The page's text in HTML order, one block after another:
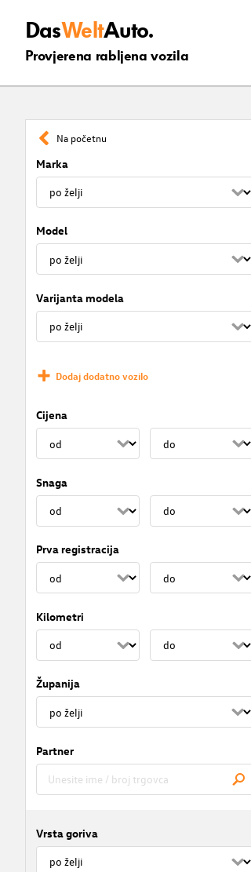
DasWeltAuto.
Provjerena rabljena vozila
Na početnu
Marka
Model
Varijanta modela
Dodaj dodatno vozilo
Cijena
Snaga
Prva registracija
Kilometri
Županija
Partner
Vrsta goriva